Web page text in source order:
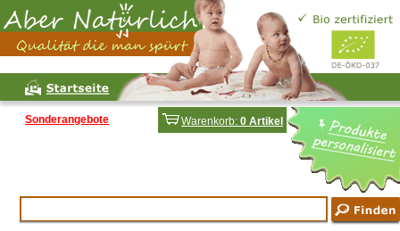
Warenkorb: 0 Artikel
Sonderangebote